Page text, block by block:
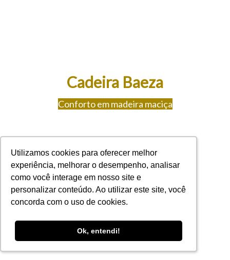
Utilizamos cookies para oferecer melhor
experiência, melhorar o desempenho, analisar
como você interage em nosso site e
personalizar conteúdo. Ao utilizar este site, você
concorda com o uso de cookies.
Ok, entendi!
Utilizamos cookies para oferecer melhor
experiência, melhorar o desempenho, analisar
como você interage em nosso site e
personalizar conteúdo. Ao utilizar este site, você
concorda com o uso de cookies.
Ok, entendi!
Cadeira Baeza
Conforto em madeira maciça
Valorize o essencial com sotisticação.
Solicitar orçamento
Ver detalhes